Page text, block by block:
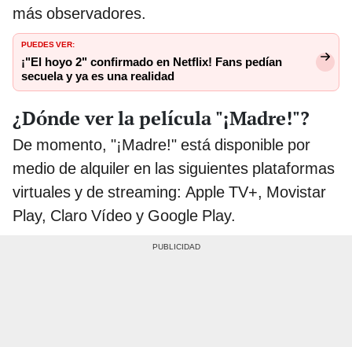
más observadores.
PUEDES VER:
¡"El hoyo 2" confirmado en Netflix! Fans pedían
secuela y ya es una realidad
¿Dónde ver la película "¡Madre!"?
De momento, "¡Madre!" está disponible por
medio de alquiler en las siguientes plataformas
virtuales y de streaming: Apple TV+, Movistar
Play, Claro Vídeo y Google Play.